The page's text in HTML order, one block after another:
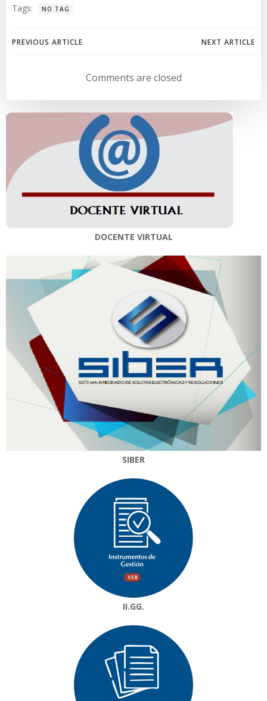
Tags: NO TAG
Navegación
entradas
PREVIOUS ARTICLE
Navegación
de
entradas
NEXT ARTICLE
Comments are closed
DOCENTE VIRTUAL
SIBER
II.GG.